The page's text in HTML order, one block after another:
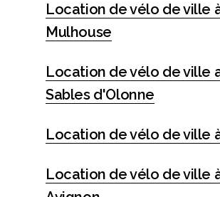
Location de vélo de ville
Mulhouse
Location de vélo de ville
Sables d'Olonne
Location de vélo de ville
Location de vélo de ville